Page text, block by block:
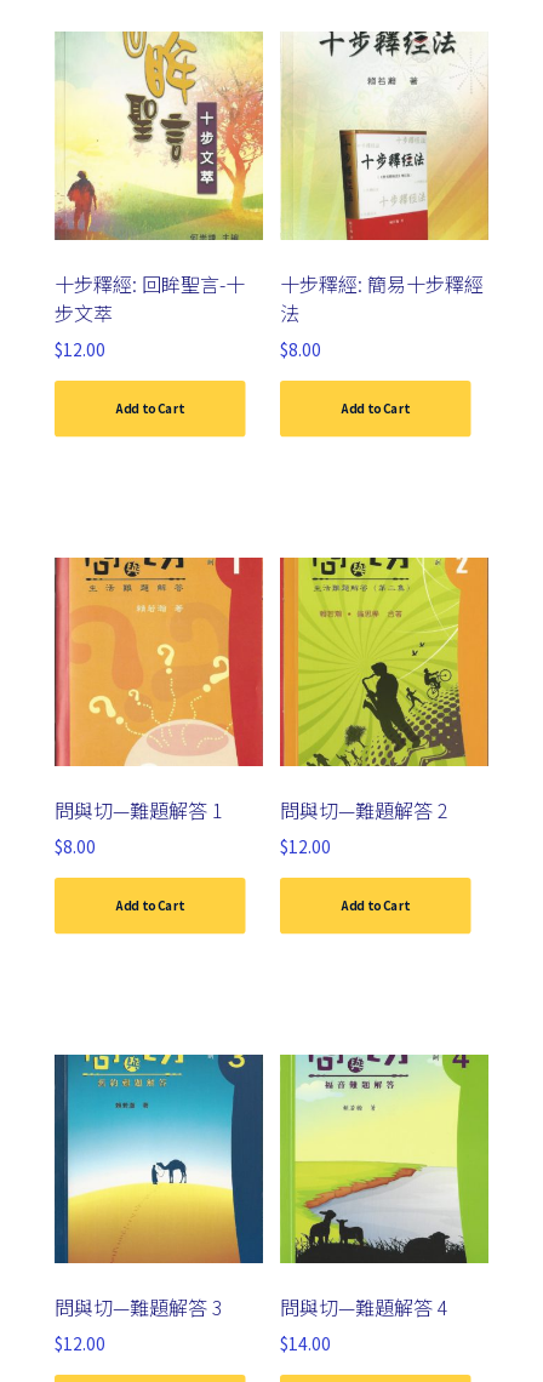
十步釋經: 回眸聖言-十
步文萃
$12.00
Add to Cart
十步釋經: 簡易十步釋經
法
$8.00
Add to Cart
問與切—難題解答 1
$8.00
Add to Cart
問與切—難題解答 2
$12.00
Add to Cart
問與切—難題解答 3
$12.00
問與切—難題解答 4
$14.00